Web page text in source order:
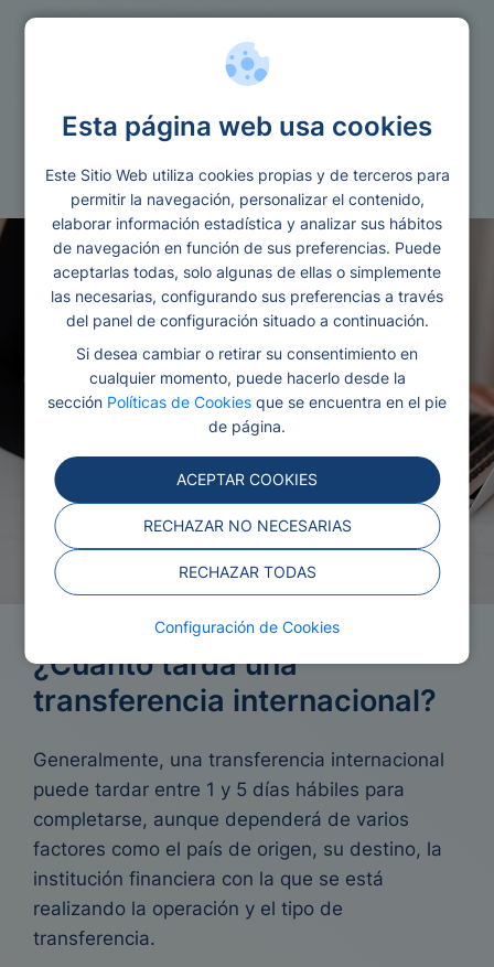
Esta página web usa cookies
Este Sitio Web utiliza cookies propias y de terceros para
permitir la navegación, personalizar el contenido,
elaborar información estadística y analizar sus hábitos
de navegación en función de sus preferencias. Puede
aceptarlas todas, solo algunas de ellas o simplemente
las necesarias, configurando sus preferencias a través
del panel de configuración situado a continuación.
Si desea cambiar o retirar su consentimiento en
cualquier momento, puede hacerlo desde la
sección Políticas de Cookies que se encuentra en el pie
de página.
ACEPTAR COOKIES
RECHAZAR NO NECESARIAS
RECHAZAR TODAS
Configuración de Cookies
Cuanto tarda una transferencia
internacional
¿Cuánto tarda una
transferencia internacional?
Generalmente, una transferencia internacional
puede tardar entre 1 y 5 días hábiles para
completarse, aunque dependerá de varios
factores como el país de origen, su destino, la
institución financiera con la que se está
realizando la operación y el tipo de
transferencia.